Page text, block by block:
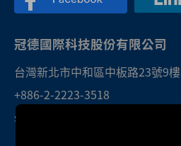
冠德國際科技股份有限公司
台灣新北市中和區中板路23號9樓
+886-2-2223-3518
sales@twktec.com.tw